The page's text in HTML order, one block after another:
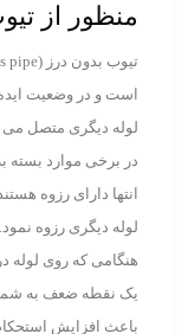
منظور از
است و در وضعیت
لوله دیگری متصل
در برخی موارد بسته
انتها دارای رزوه
لوله دیگری رزوه نمود.
هنگامی که روی لوله
یک نقطه ضعف به
باعث افزایش